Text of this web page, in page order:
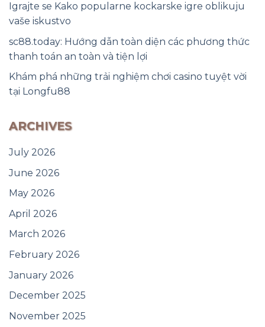
Igrajte se Kako popularne kockarske igre oblikuju
vaše iskustvo
sc88.today: Hướng dẫn toàn diện các phương thức
thanh toán an toàn và tiện lợi
Khám phá những trải nghiệm chơi casino tuyệt vời
tại Longfu88
ARCHIVES
July 2026
June 2026
May 2026
April 2026
March 2026
February 2026
January 2026
December 2025
November 2025